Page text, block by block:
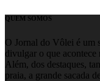
QUEM SOMOS
O Jornal do Vôlei é um
divulgar o que
Além, dos destaques,
praia, a grande sacada